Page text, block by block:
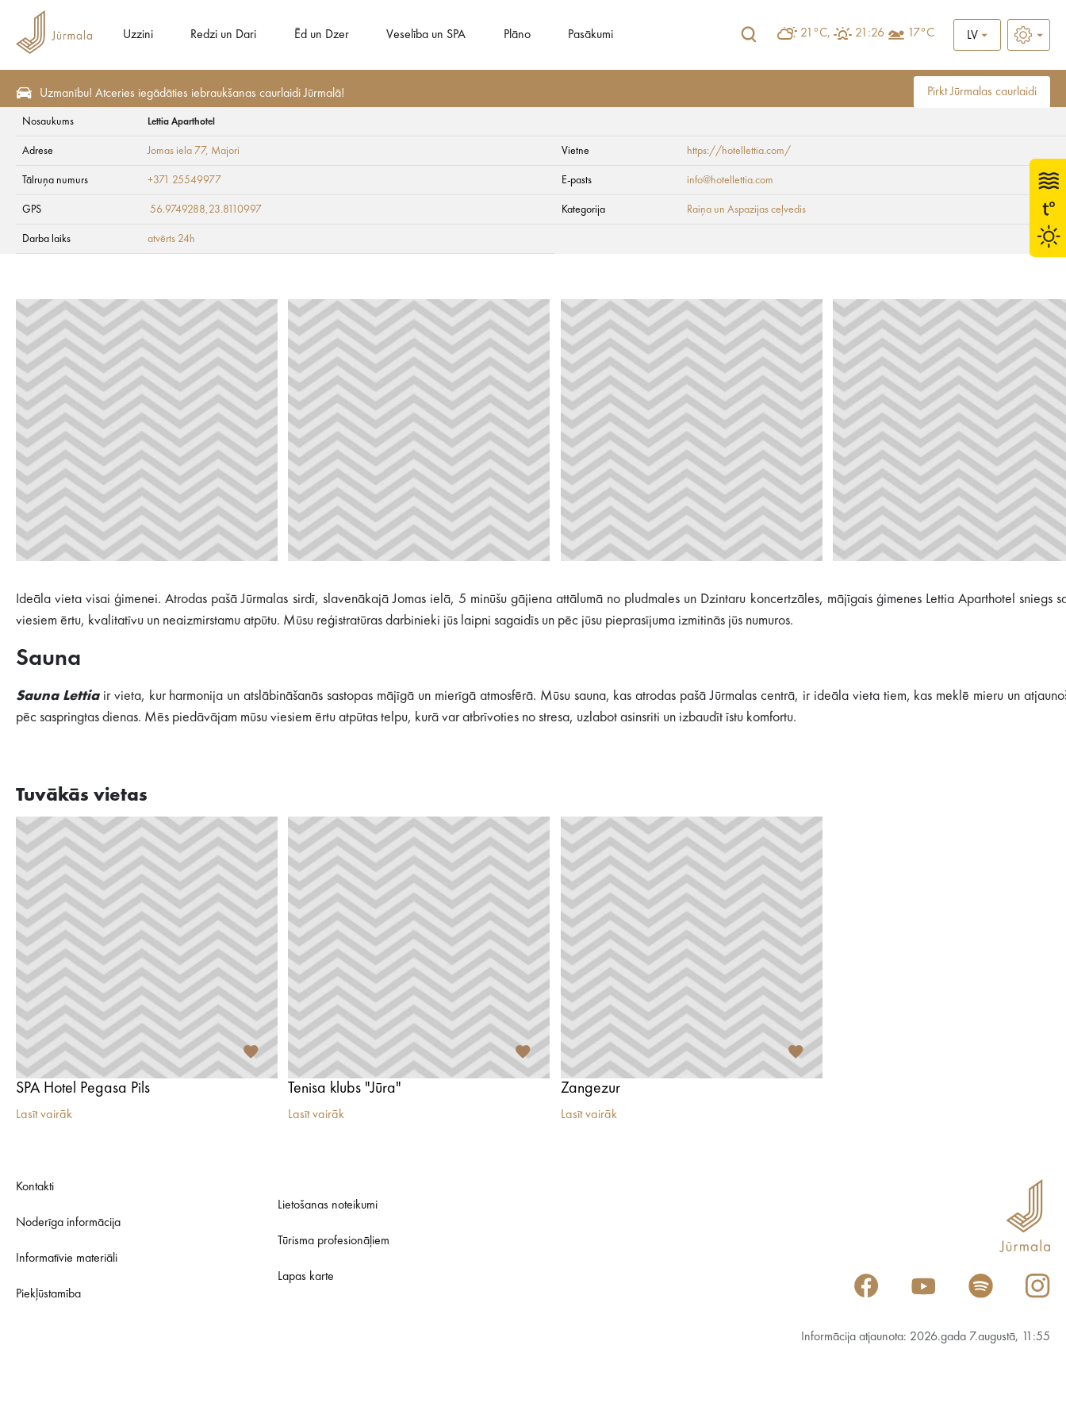
Uzzini Redzi un Dari Ēd un Dzer Veselība un SPA Plāno Pasākumi 21°C, 21:26 17°C LV
Uzmanību! Atceries iegādāties iebraukšanas caurlaidi Jūrmalā! Pirkt Jūrmalas caurlaidi
Lettia Aparthotel
Nosaukums Lettia Aparthotel
Adrese Jomas iela 77, Majori Vietne https://hotellettia.com/
Tālruņa numurs +371 25549977 E-pasts info@hotellettia.com
GPS 56.9749288,23.8110997 Kategorija Raiņa un Aspazijas ceļvedis
Darba laiks atvērts 24h
Ideāla vieta visai ģimenei. Atrodas pašā Jūrmalas sirdī, slavenākajā Jomas ielā, 5 minūšu gājiena attālumā no pludmales un Dzintaru koncertzāles, mājīgais ģimenes Lettia Aparthotel sniegs
viesiem ērtu, kvalitatīvu un neaizmirstamu atpūtu. Mūsu reģistratūras darbinieki jūs laipni sagaidīs un pēc jūsu pieprasījuma izmitinās jūs numuros.
Sauna
Sauna Lettiair vieta, kur harmonija un atslābināšanās sastopas mājīgā un mierīgā atmosfērā. Mūsu sauna, kas atrodas pašā Jūrmalas centrā, ir ideāla vieta tiem, kas meklē mieru un
pēc saspringtas dienas. Mēs piedāvājam mūsu viesiem ērtu atpūtas telpu, kurā var atbrīvoties no stresa, uzlabot asinsriti un izbaudīt īstu komfortu.
Tuvākās vietas
SPA Hotel Pegasa Pils
Lasīt vairāk
Tenisa klubs "Jūra"
Lasīt vairāk
Zangezur
Lasīt vairāk
Kontakti
Noderīga informācija
Informatīvie materiāli
Piekļūstamība
Lietošanas noteikumi
Tūrisma profesionāļiem
Lapas karte
Informācija atjaunota: 2026.gada 7.augustā, 11:55